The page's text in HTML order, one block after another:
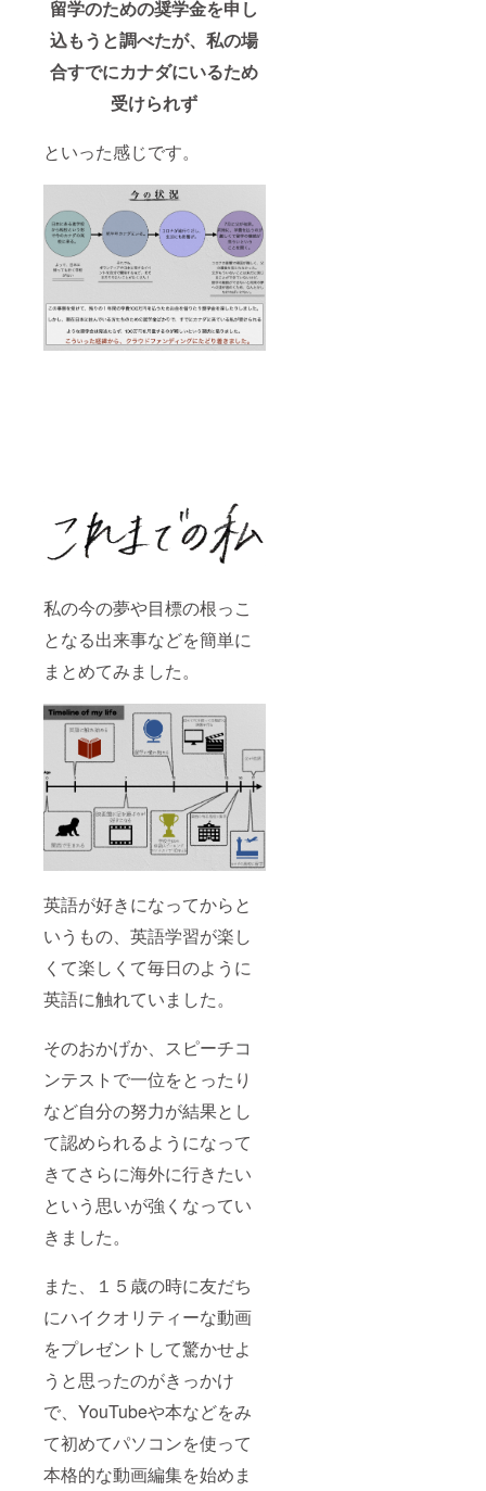
留学のための奨学金を申し
込もうと調べたが、私の場
合すでにカナダにいるため
受けられず
といった感じです。
私の今の夢や目標の根っこ
となる出来事などを簡単に
まとめてみました。
英語が好きになってからと
いうもの、英語学習が楽し
くて楽しくて毎日のように
英語に触れていました。
そのおかげか、スピーチコ
ンテストで一位をとったり
など自分の努力が結果とし
て認められるようになって
きてさらに海外に行きたい
という思いが強くなってい
きました。
また、１５歳の時に友だち
にハイクオリティーな動画
をプレゼントして驚かせよ
うと思ったのがきっかけ
で、YouTubeや本などをみ
て初めてパソコンを使って
本格的な動画編集を始めま